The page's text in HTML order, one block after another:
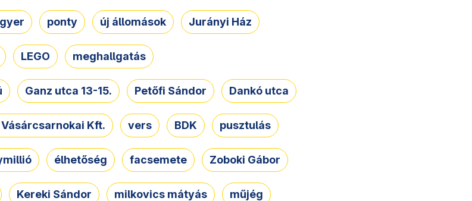
ponty új állomások Jurányi Ház
LEGO meghallgatás
Ganz utca 13-15. Petőfi Sándor Dankó utca
Kft. vers BDK pusztulás
élhetőség facsemete Zoboki Gábor
Kereki Sándor milkovics mátyás műjég